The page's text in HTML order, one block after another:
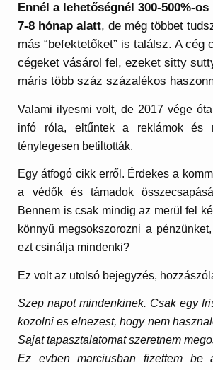
Ennél a lehetőségnél 300-500%-
7-8 hónap alatt, de még többet
más “befektetőket” is találsz. A cég
cégeket vásárol fel, ezeket sitty
máris több száz százalékos
Valami ilyesmi volt, de 2017 vége
infó róla, eltűntek a reklámok és
ténylegesen betiltották.
Egy átfogó cikk erről. Érdekes a
a védők és támadok
Bennem is csak mindig az merül fel
könnyű megsokszorozni a
ezt csinálja mindenki?
Ez volt az utolsó bejegyzés,
Szep napot mindenkinek. Csak egy
kozolni es elnezest, hogy nem
Sajat tapasztalatomat szeretnem
Ez evben marciusban fizettem